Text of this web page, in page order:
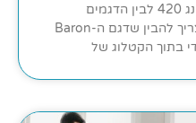
מי שמתלבט בין דגם ברויל קינג 420 לבין הדגמים
האחרים בטווח המחיר שלו, צריך להבין שדגם ה-Baron